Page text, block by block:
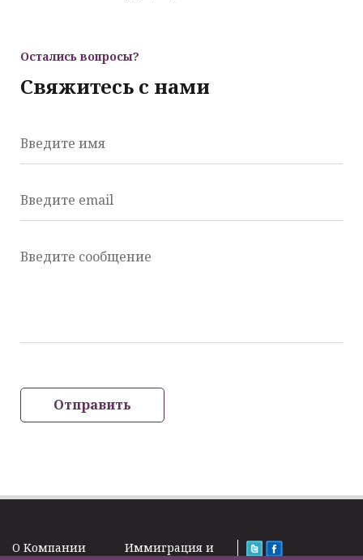
Остались вопросы?
Свяжитесь с нами
Введите имя
Введите email
Введите сообщение
Отправить
O Kомпании
Иммиграция и